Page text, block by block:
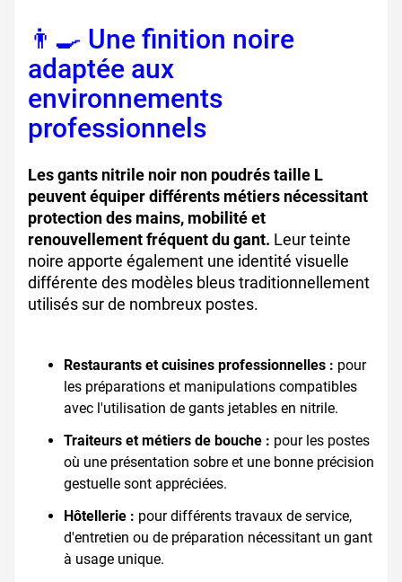
👨‍🍳 Une finition noire
adaptée aux
environnements
professionnels
Les gants nitrile noir non poudrés taille L
peuvent équiper différents métiers nécessitant
protection des mains, mobilité et
renouvellement fréquent du gant. Leur teinte
noire apporte également une identité visuelle
différente des modèles bleus traditionnellement
utilisés sur de nombreux postes.
Restaurants et cuisines professionnelles : pour
les préparations et manipulations compatibles
avec l'utilisation de gants jetables en nitrile.
Traiteurs et métiers de bouche : pour les postes
où une présentation sobre et une bonne précision
gestuelle sont appréciées.
Hôtellerie : pour différents travaux de service,
d'entretien ou de préparation nécessitant un gant
à usage unique.